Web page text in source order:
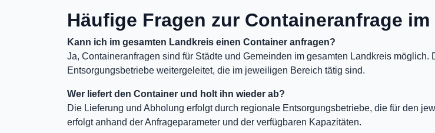
Häufige Fragen zur Containeranfrage
Kann ich im gesamten Landkreis einen Container anfragen?
Ja, Containeranfragen sind für Städte und Gemeinden im gesamten Landkreis
Entsorgungsbetriebe weitergeleitet, die im jeweiligen Bereich tätig sind.
Wer liefert den Container und holt ihn wieder ab?
Die Lieferung und Abholung erfolgt durch regionale Entsorgungsbetriebe, die für den
erfolgt anhand der Anfrageparameter und der verfügbaren Kapazitäten.